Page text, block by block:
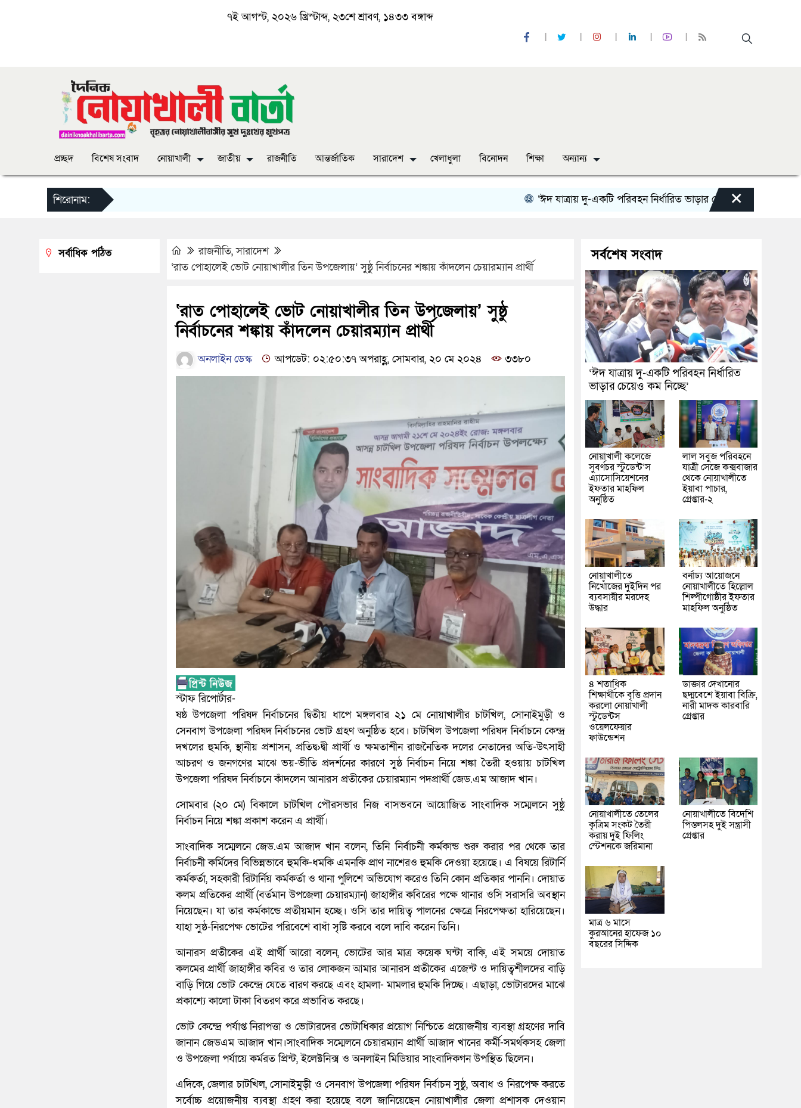
৭ই আগস্ট, ২০২৬ খ্রিস্টাব্দ, ২৩শে শ্রাবণ, ১৪৩৩ বঙ্গাব্দ
প্রচ্ছদ বিশেষ সংবাদ নোয়াখালী জাতীয় রাজনীতি আন্তর্জাতিক সারাদেশ খেলাধুলা বিনোদন শিক্ষা অন্যান্য
শিরোনাম: ‘ঈদ যাত্রায় দু-একটি পরিবহন নির্ধারিত ভাড়ার চেয়েও কম নিচ্ছে’
×
রাজনীতি,সারাদেশ
‘রাত পোহালেই ভোট নোয়াখালীর তিন উপজেলায়’ সুষ্ঠু নির্বাচনের শঙ্কায় কাঁদলেন চেয়ারম্যান প্রার্থী
‘রাত পোহালেই ভোট নোয়াখালীর তিন উপজেলায়’ সুষ্ঠু
নির্বাচনের শঙ্কায় কাঁদলেন চেয়ারম্যান প্রার্থী
অনলাইন ডেস্ক আপডেট: ০২:৫০:৩৭ অপরাহ্ণ, সোমবার, ২০ মে ২০২৪ ৩৩৮০
স্টাফ রিপোর্টার-
ষষ্ঠ উপজেলা পরিষদ নির্বাচনের দ্বিতীয় ধাপে মঙ্গলবার ২১ মে নোয়াখালীর চাটখিল, সোনাইমুড়ী ও
সেনবাগ উপজেলা পরিষদ নির্বাচনের ভোট গ্রহণ অনুষ্ঠিত হবে। চাটখিল উপজেলা পরিষদ নির্বাচনে কেন্দ্র
দখলের হুমকি, স্থানীয় প্রশাসন, প্রতিদ্ব›দ্বী প্রার্থী ও ক্ষমতাশীন রাজনৈতিক দলের নেতাদের অতি-উৎসাহী
আচরণ ও জনগণের মাঝে ভয়-ভীতি প্রদর্শনের কারণে সুষ্ঠ নির্বাচন নিয়ে শঙ্কা তৈরী হওয়ায় চাটখিল
উপজেলা পরিষদ নির্বাচনে কাঁদলেন আনারস প্রতীকের চেয়ারম্যান পদপ্রার্থী জেড.এম আজাদ খান।
সোমবার (২০ মে) বিকালে চাটখিল পৌরসভার নিজ বাসভবনে আয়োজিত সাংবাদিক সম্মেলনে সুষ্ঠু
নির্বাচন নিয়ে শঙ্কা প্রকাশ করেন এ প্রার্থী।
সাংবাদিক সম্মেলনে জেড.এম আজাদ খান বলেন, তিনি নির্বাচনী কর্মকান্ড শুরু করার পর থেকে তার
নির্বাচনী কর্মিদের বিভিন্নভাবে হুমকি-ধমকি এমনকি প্রাণ নাশেরও হুমকি দেওয়া হয়েছে। এ বিষয়ে রিটার্নি
কর্মকর্তা, সহকারী রিটার্নিয় কর্মকর্তা ও থানা পুলিশে অভিযোগ করেও তিনি কোন প্রতিকার পাননি। দোয়াত
কলম প্রতিকের প্রার্থী (বর্তমান উপজেলা চেয়ারম্যান) জাহাঙ্গীর কবিরের পক্ষে থানার ওসি সরাসরি অবস্থান
নিয়েছেন। যা তার কর্মকান্ডে প্রতীয়মান হচ্ছে। ওসি তার দায়িত্ব পালনের ক্ষেত্রে নিরপেক্ষতা হারিয়েছেন।
যাহা সুষ্ঠ-নিরপেক্ষ ভোটের পরিবেশে বাধাঁ সৃষ্টি করবে বলে দাবি করেন তিনি।
আনারস প্রতীকের এই প্রার্থী আরো বলেন, ভোটের আর মাত্র কয়েক ঘন্টা বাকি, এই সময়ে দোয়াত
কলমের প্রার্থী জাহাঙ্গীর কবির ও তার লোকজন আমার আনারস প্রতীকের এজেন্ট ও দায়িত্বশীলদের বাড়ি
বাড়ি গিয়ে ভোট কেন্দ্রে যেতে বারণ করছে এবং হামলা- মামলার হুমকি দিচ্ছে। এছাড়া, ভোটারদের মাঝে
প্রকাশ্যে কালো টাকা বিতরণ করে প্রভাবিত করছে।
ভোট কেন্দ্রে পর্যাপ্ত নিরাপত্তা ও ভোটারদের ভোটাধিকার প্রয়োগ নিশ্চিতে প্রয়োজনীয় ব্যবস্থা গ্রহণের দাবি
জানান জেডএম আজাদ খান।সাংবাদিক সম্মেলনে চেয়ারম্যান প্রার্থী আজাদ খানের কর্মী-সমর্থকসহ জেলা
ও উপজেলা পর্যায়ে কর্মরত প্রিন্ট, ইলেক্টনিক্স ও অনলাইন মিডিয়ার সাংবাদিকগন উপস্থিত ছিলেন।
এদিকে, জেলার চাটখিল, সোনাইমুড়ী ও সেনবাগ উপজেলা পরিষদ নির্বাচন সুষ্ঠু, অবাধ ও নিরপেক্ষ করতে
সর্বোচ্চ প্রয়োজনীয় ব্যবস্থা গ্রহণ করা হয়েছে বলে জানিয়েছেন নোয়াখালীর জেলা প্রশাসক দেওয়ান
সর্বাধিক পঠিত সর্বশেষ সংবাদ
‘ঈদ যাত্রায় দু-একটি পরিবহন নির্ধারিত
ভাড়ার চেয়েও কম নিচ্ছে’
নোয়াখালী কলেজে
সুবর্ণচর স্টুডেন্ট’স
এ্যাসোসিয়েশনের
ইফতার মাহফিল
অনুষ্ঠিত
লাল সবুজ পরিবহনে
যাত্রী সেজে কক্সবাজার
থেকে নোয়াখালীতে
ইয়াবা পাচার,
গ্রেপ্তার-২
নোয়াখালীতে
নিখোঁজের দুইদিন পর
ব্যবসায়ীর মরদেহ
উদ্ধার
বর্নাঢ্য আয়োজনে
নোয়াখালীতে হিল্লোল
শিল্পীগোষ্ঠীর ইফতার
মাহফিল অনুষ্ঠিত
৪ শতাধিক
শিক্ষার্থীকে বৃত্তি প্রদান
করলো নোয়াখালী
স্টুডেন্টস
ওয়েলফেয়ার
ফাউন্ডেশন
ডাক্তার দেখানোর
ছদ্মবেশে ইয়াবা বিক্রি,
নারী মাদক কারবারি
গ্রেপ্তার
নোয়াখালীতে তেলের
কৃত্রিম সংকট তৈরী
করায় দুই ফিলিং
স্টেশনকে জরিমানা
নোয়াখালীতে বিদেশি
পিস্তলসহ দুই সন্ত্রাসী
গ্রেপ্তার
মাত্র ৬ মাসে
কুরআনের হাফেজ ১০
বছরের সিদ্দিক